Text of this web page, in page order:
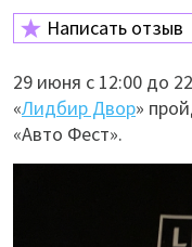
Написать отзыв
29 июня с 12:00 до
«Лидбир Двор»
«Авто Фест».